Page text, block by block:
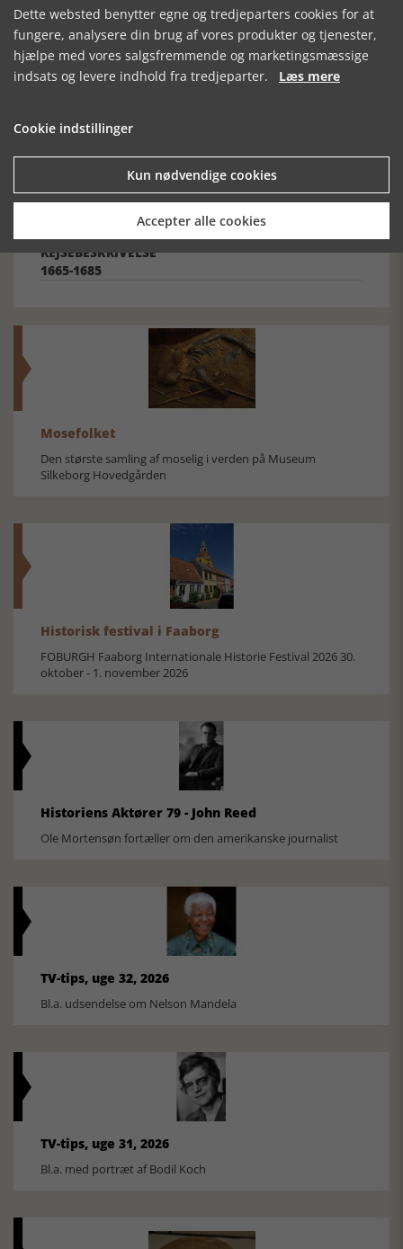
SE RELATEREDE ARTIKLER
MORTENSEN
REJSEBESKRIVELSE
1665-1685
FYRSTE OG FOLKEKSPEDITIONEN
TIL ASIEN
Mosefolket
Den største samling af moselig i verden på Museum
Silkeborg Hovedgården
Historisk festival i Faaborg
FOBURGH Faaborg Internationale Historie Festival 2026 30.
oktober - 1. november 2026
Historiens Aktører 79 - John Reed
Ole Mortensøn fortæller om den amerikanske journalist
TV-tips, uge 32, 2026
Bl.a. udsendelse om Nelson Mandela
TV-tips, uge 31, 2026
Bl.a. med portræt af Bodil Koch
Dette websted benytter egne og tredjeparters cookies for at
fungere, analysere din brug af vores produkter og tjenester,
hjælpe med vores salgsfremmende og marketingsmæssige
indsats og levere indhold fra tredjeparter. Læs mere
Cookie indstillinger
Kun nødvendige cookies
Accepter alle cookies